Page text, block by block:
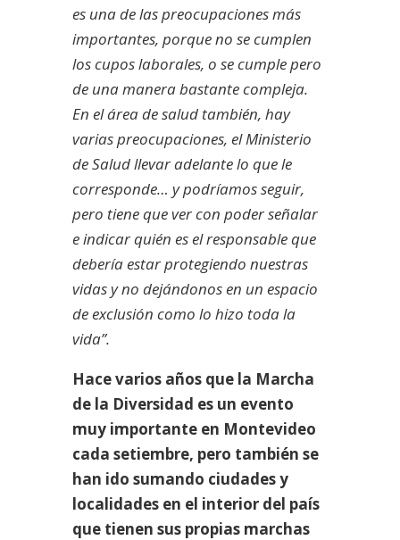
es una de las preocupaciones más
importantes, porque no se cumplen
los cupos laborales, o se cumple pero
de una manera bastante compleja.
En el área de salud también, hay
varias preocupaciones, el Ministerio
de Salud llevar adelante lo que le
corresponde… y podríamos seguir,
pero tiene que ver con poder señalar
e indicar quién es el responsable que
debería estar protegiendo nuestras
vidas y no dejándonos en un espacio
de exclusión como lo hizo toda la
vida”.
Hace varios años que la Marcha
de la Diversidad es un evento
muy importante en Montevideo
cada setiembre, pero también se
han ido sumando ciudades y
localidades en el interior del país
que tienen sus propias marchas